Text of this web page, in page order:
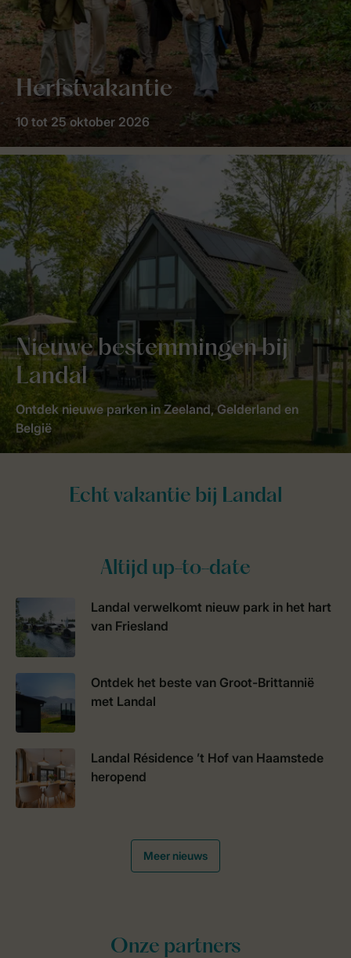
Herfstvakantie
10 tot 25 oktober 2026
Nieuwe bestemmingen bij
Landal
Ontdek nieuwe parken in Zeeland, Gelderland en
België
Altijd up-to-date
Landal verwelkomt nieuw park in het hart
van Friesland
Ontdek het beste van Groot-Brittannië
met Landal
Landal Résidence ’t Hof van Haamstede
heropend
Meer nieuws
Onze partners